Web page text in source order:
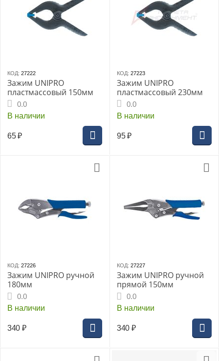
КОД: 27222
Зажим UNIPRO
пластмассовый 150мм
0.0
В наличии
65 ₽
КОД: 27223
Зажим UNIPRO
пластмассовый 230мм
0.0
В наличии
95 ₽
КОД: 27226
Зажим UNIPRO ручной
180мм
0.0
В наличии
340 ₽
КОД: 27227
Зажим UNIPRO ручной
прямой 150мм
0.0
В наличии
340 ₽